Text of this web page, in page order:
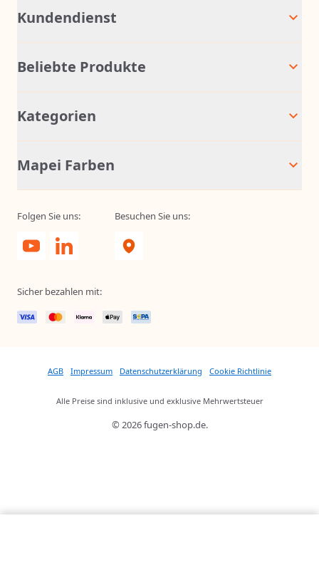
Kundendienst
Beliebte Produkte
Kategorien
Mapei Farben
Folgen Sie uns: Besuchen Sie uns:
Sicher bezahlen mit:
AGB Impressum Datenschutzerklärung Cookie Richtlinie
Alle Preise sind inklusive und exklusive Mehrwertsteuer
© 2026 fugen-shop.de.